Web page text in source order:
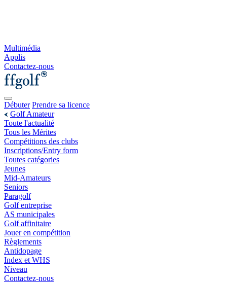
Multimédia
Applis
Contactez-nous
Débuter Prendre sa licence
Golf Amateur
Toute l'actualité
Tous les Mérites
Compétitions des clubs
Inscriptions/Entry form
Toutes catégories
Jeunes
Mid-Amateurs
Seniors
Paragolf
Golf entreprise
AS municipales
Golf affinitaire
Jouer en compétition
Règlements
Antidopage
Index et WHS
Niveau
Contactez-nous